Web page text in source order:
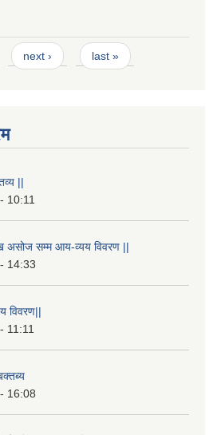
next › last »
||
10:11
सम्म आय-व्यय विवरण ||
14:33
विवरण||
11:11
16:08